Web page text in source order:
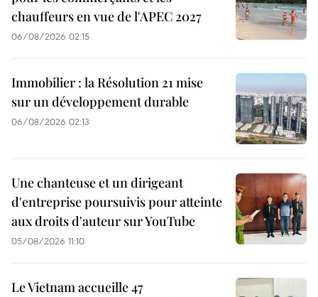
chauffeurs en vue de l'APEC 2027
06/08/2026 02:15
Immobilier : la Résolution 21 mise
sur un développement durable
06/08/2026 02:13
Une chanteuse et un dirigeant
d'entreprise poursuivis pour atteinte
aux droits d'auteur sur YouTube
05/08/2026 11:10
Le Vietnam accueille 47